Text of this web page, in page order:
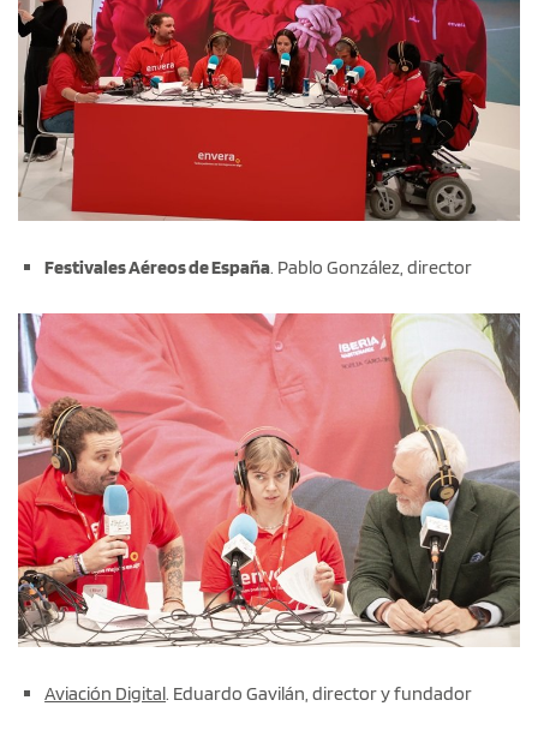
Festivales Aéreos de España. Pablo González, director
Aviación Digital. Eduardo Gavilán, director y fundador